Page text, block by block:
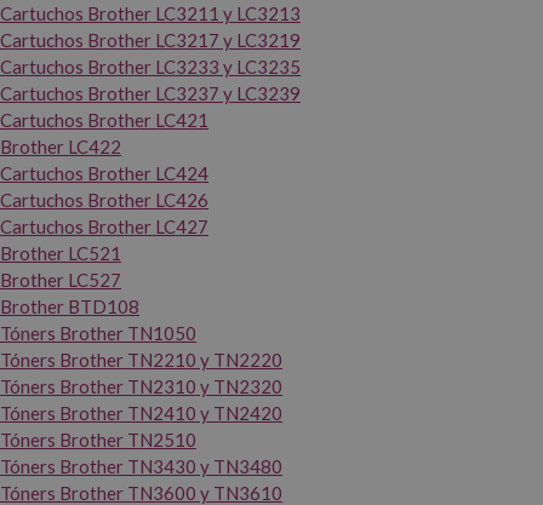
Cartuchos Brother LC3211 y LC3213
Cartuchos Brother LC3217 y LC3219
Cartuchos Brother LC3233 y LC3235
Cartuchos Brother LC3237 y LC3239
Cartuchos Brother LC421
Brother LC422
Cartuchos Brother LC424
Cartuchos Brother LC426
Cartuchos Brother LC427
Brother LC521
Brother LC527
Brother BTD108
Tóners Brother TN1050
Tóners Brother TN2210 y TN2220
Tóners Brother TN2310 y TN2320
Tóners Brother TN2410 y TN2420
Tóners Brother TN2510
Tóners Brother TN3430 y TN3480
Tóners Brother TN3600 y TN3610